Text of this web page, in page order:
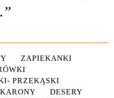
ZAPIEKANKI
PRZEKĄSKI
DESERY